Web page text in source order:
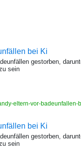
bei Ki
gestorben,
sein
eltern-vor-
bei Ki
gestorben,
sein